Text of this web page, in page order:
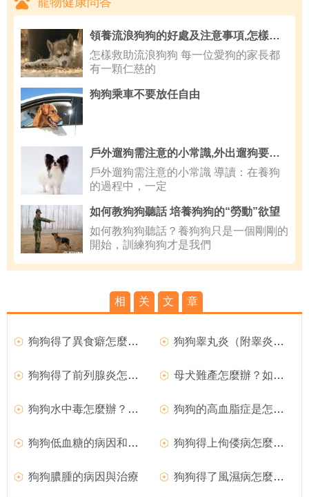
領養流浪狗狗的好處及注意事項,怎樣救助流浪狗狗
怎樣救助流浪狗狗 每一位愛狗的家長都
有一顆仁慈的
狗狗乘車不要放任自由
戶外遛狗需注意的小常識,外出遛狗要注意什麼
戶外遛狗需注意的小常識 導讀：在養狗
的過程中，一定
如何教狗狗聽話 培養狗狗的“勞動”欲望
如何教狗狗聽話？養狗狗只是一個剛剛的
開始，訓練狗狗才是我們
相 关 文 章
狗狗得了異食癖怎麼辦？ 狗狗睾丸炎（附睾炎）的臨床症狀
狗狗得了前列腺炎怎麼辦？ 母犬難產怎麼辦？如何處理難產的狗狗？
狗狗水中毒怎麼辦？如何治療？ 狗狗的高血脂症是怎麼回事？
狗狗低血糖的病因和臨床症狀 狗狗得上佝偻病怎麼辦？
狗狗膿腫的病因與治療 狗狗得了風濕病怎麼辦？如何治療犬風濕病？